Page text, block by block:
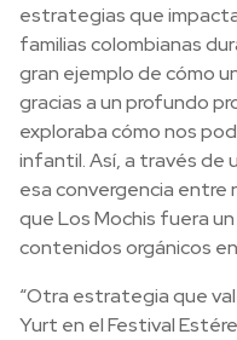
estrategias que
familias colombianas
gran ejemplo de cómo
gracias a un profundo
exploraba cómo nos
infantil. Así, a través de
esa convergencia entre
que Los Mochis fuera
contenidos orgánicos
“Otra estrategia que
Yurt en el Festival